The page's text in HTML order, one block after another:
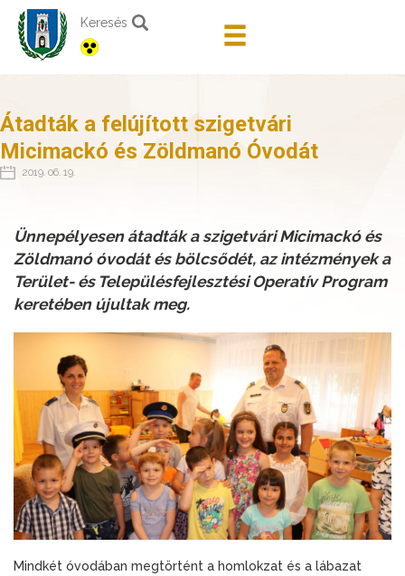
Keresés
Átadták a felújított szigetvári
Micimackó és Zöldmanó Óvodát
2019. 06. 19.
Ünnepélyesen átadták a szigetvári Micimackó és
Zöldmanó óvodát és bölcsődét, az intézmények a
Terület- és Településfejlesztési Operatív Program
keretében újultak meg.
Mindkét óvodában megtörtént a homlokzat és a lábazat